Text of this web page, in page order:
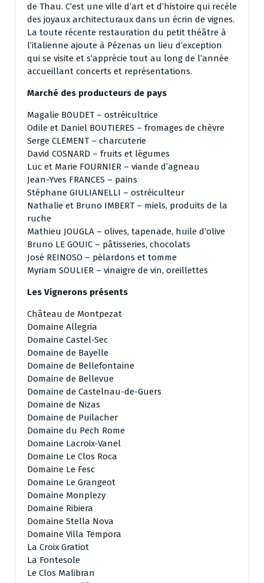
de Thau. C’est une ville d’art et d’histoire qui recèle
des joyaux architecturaux dans un écrin de vignes.
La toute récente restauration du petit théâtre à
l’italienne ajoute à Pézenas un lieu d’exception
qui se visite et s’apprécie tout au long de l’année
accueillant concerts et représentations.
Marché des producteurs de pays
Magalie BOUDET – ostréicultrice
Odile et Daniel BOUTIERES – fromages de chèvre
Serge CLEMENT – charcuterie
David COSNARD – fruits et légumes
Luc et Marie FOURNIER – viande d’agneau
Jean-Yves FRANCES – pains
Stéphane GIULIANELLI – ostréiculteur
Nathalie et Bruno IMBERT – miels, produits de la
ruche
Mathieu JOUGLA – olives, tapenade, huile d’olive
Bruno LE GOUIC – pâtisseries, chocolats
José REINOSO – pélardons et tomme
Myriam SOULIER – vinaigre de vin, oreillettes
Les Vignerons présents
Château de Montpezat
Domaine Allegria
Domaine Castel-Sec
Domaine de Bayelle
Domaine de Bellefontaine
Domaine de Bellevue
Domaine de Castelnau-de-Guers
Domaine de Nizas
Domaine de Puilacher
Domaine du Pech Rome
Domaine Lacroix-Vanel
Domaine Le Clos Roca
Domaine Le Fesc
Domaine Le Grangeot
Domaine Monplezy
Domaine Ribiera
Domaine Stella Nova
Domaine Villa Tempora
La Croix Gratiot
La Fontesole
Le Clos Malibran